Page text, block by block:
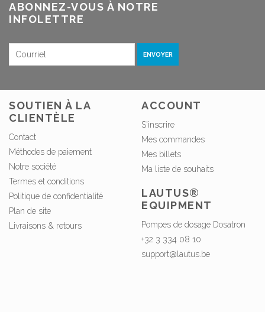
ABONNEZ-VOUS À NOTRE
INFOLETTRE
ENVOYER
SOUTIEN À LA
CLIENTÈLE
Contact
Méthodes de paiement
Notre société
Termes et conditions
Politique de confidentialité
Plan de site
Livraisons & retours
ACCOUNT
S'inscrire
Mes commandes
Mes billets
Ma liste de souhaits
LAUTUS®
EQUIPMENT
Pompes de dosage Dosatron
+32 3 334 08 10
support@lautus.be